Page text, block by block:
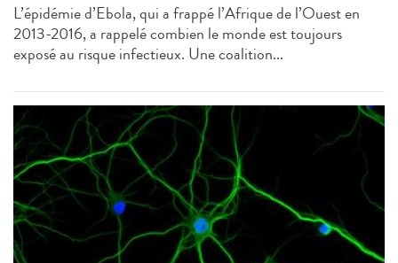
L’épidémie d’Ebola, qui a frappé l’Afrique de l’Ouest en
2013-2016, a rappelé combien le monde est toujours
exposé au risque infectieux. Une coalition...